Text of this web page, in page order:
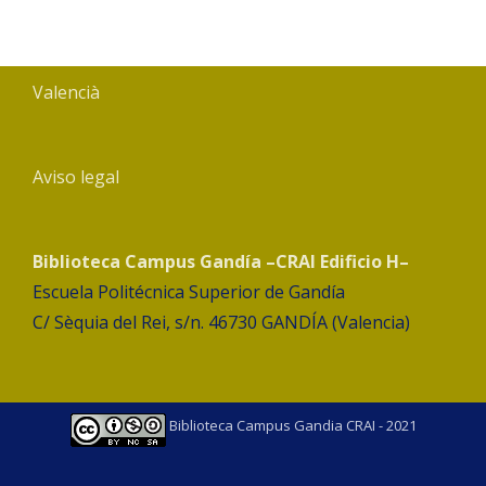
Valencià
Aviso legal
Biblioteca Campus Gandía –CRAI Edificio H–
Escuela Politécnica Superior de Gandía
C/ Sèquia del Rei, s/n. 46730 GANDÍA (Valencia)
Biblioteca Campus Gandia CRAI - 2021